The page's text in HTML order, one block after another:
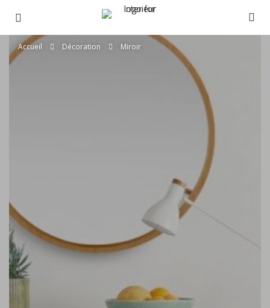
Accueil Décoration Miroir